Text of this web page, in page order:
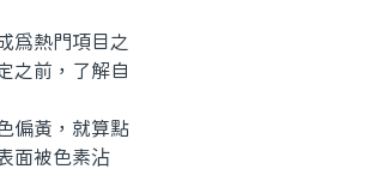
爲熱門項目之
之前，了解自
偏黃，就算點
面被色素沾